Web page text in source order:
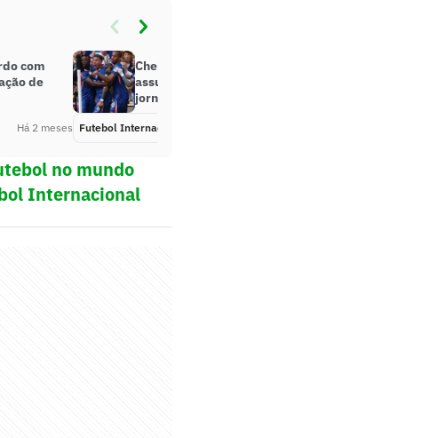
com
de
Há 2 meses
Chelsea define favorito para
assumir vaga de treinador, diz
jornal
Futebol Internacional
no mundo
Internacional